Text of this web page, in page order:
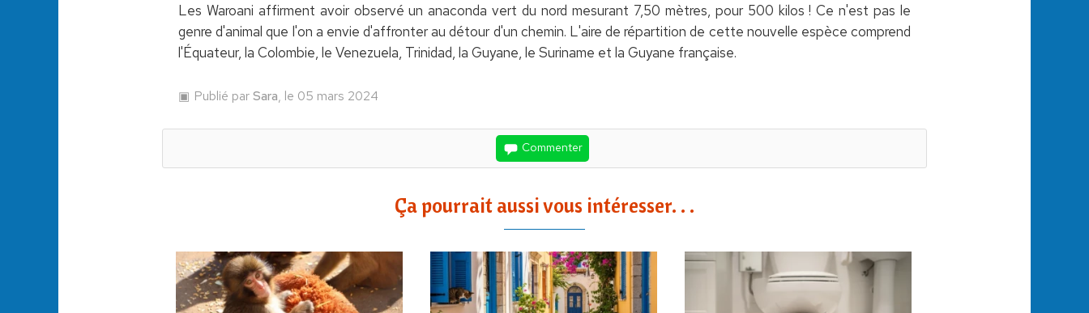
Les Waroani affirment avoir observé un anaconda vert du nord mesurant 7,50 mètres, pour 500 kilos ! Ce n'est pas le
genre d'animal que l'on a envie d'affronter au détour d'un chemin. L'aire de répartition de cette nouvelle espèce comprend
l'Équateur, la Colombie, le Venezuela, Trinidad, la Guyane, le Suriname et la Guyane française.
Publié parSara, le 05 mars 2024
Commenter
Ça pourrait aussi vous intéresser. . .